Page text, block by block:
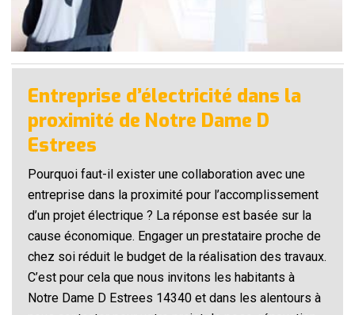
Entreprise d’électricité dans la
proximité de Notre Dame D
Estrees
Pourquoi faut-il exister une collaboration avec une
entreprise dans la proximité pour l’accomplissement
d’un projet électrique ? La réponse est basée sur la
cause économique. Engager un prestataire proche de
chez soi réduit le budget de la réalisation des travaux.
C’est pour cela que nous invitons les habitants à
Notre Dame D Estrees 14340 et dans les alentours à